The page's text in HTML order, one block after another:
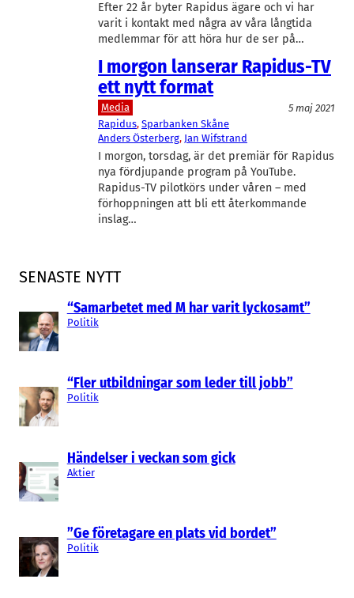
SENASTE NYTT
“Samarbetet med M har varit lyckosamt”
Politik
“Fler utbildningar som leder till jobb”
Politik
Händelser i veckan som gick
Aktier
”Ge företagare en plats vid bordet”
Politik
Efter 22 år byter Rapidus ägare och vi har
varit i kontakt med några av våra långtida
medlemmar för att höra hur de ser på…
I morgon lanserar Rapidus-TV
ett nytt format
Media
5 maj 2021
Rapidus, Sparbanken Skåne
Anders Österberg, Jan Wifstrand
I morgon, torsdag, är det premiär för Rapidus
nya fördjupande program på YouTube.
Rapidus-TV pilotkörs under våren – med
förhoppningen att bli ett återkommande
inslag…